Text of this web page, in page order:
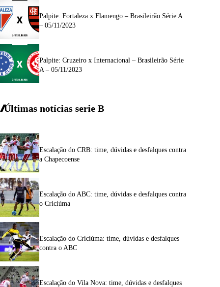
Palpite: Fortaleza x Flamengo – Brasileirão Série A
– 05/11/2023
Palpite: Cruzeiro x Internacional – Brasileirão Série
A – 05/11/2023
Últimas notícias serie B
Escalação do CRB: time, dúvidas e desfalques contra
a Chapecoense
Escalação do ABC: time, dúvidas e desfalques contra
o Criciúma
Escalação do Criciúma: time, dúvidas e desfalques
contra o ABC
Escalação do Vila Nova: time, dúvidas e desfalques